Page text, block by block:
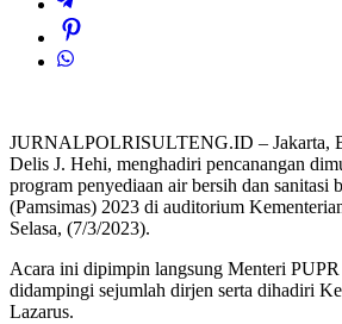
JURNALPOLRISULTENG.ID – Jakarta,
Delis J. Hehi, menghadiri pencanangan
program penyediaan air bersih dan sanitasi
(Pamsimas) 2023 di auditorium
Selasa, (7/3/2023).
Acara ini dipimpin langsung Menteri
didampingi sejumlah dirjen serta dihadiri
Lazarus.